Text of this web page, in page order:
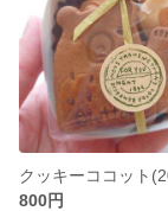
800円